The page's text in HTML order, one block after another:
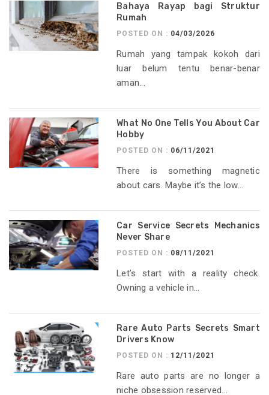
Bahaya Rayap bagi Struktur
Rumah
POSTED ON : 04/03/2026
Rumah yang tampak kokoh dari
luar belum tentu benar-benar
aman...
What No One Tells You About Car
Hobby
POSTED ON : 06/11/2021
There is something magnetic
about cars. Maybe it’s the low...
Car Service Secrets Mechanics
Never Share
POSTED ON : 08/11/2021
Let’s start with a reality check.
Owning a vehicle in...
Rare Auto Parts Secrets Smart
Drivers Know
POSTED ON : 12/11/2021
Rare auto parts are no longer a
niche obsession reserved...